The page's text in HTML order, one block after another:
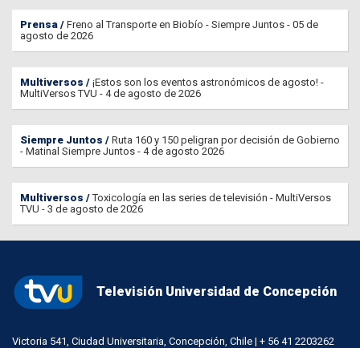
Prensa
Freno al Transporte en Biobío - Siempre Juntos - 05 de
agosto de 2026
Multiversos
¡Estos son los eventos astronómicos de agosto! -
MultiVersos TVU - 4 de agosto de 2026
Siempre Juntos
Ruta 160 y 150 peligran por decisión de Gobierno
- Matinal Siempre Juntos - 4 de agosto 2026
Multiversos
Toxicología en las series de televisión - MultiVersos
TVU - 3 de agosto de 2026
Televisión Universidad de Concepción
Victoria 541, Ciudad Universitaria, Concepción, Chile | + 56 41 2203262